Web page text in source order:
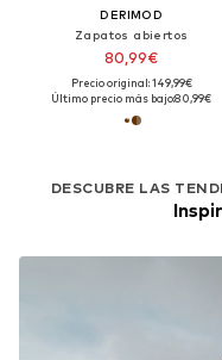
DERIMOD
Zapatos abiertos
80,99€
Precio original: 149,99€
Último precio más bajo:80,99€
DESCUBRE LAS